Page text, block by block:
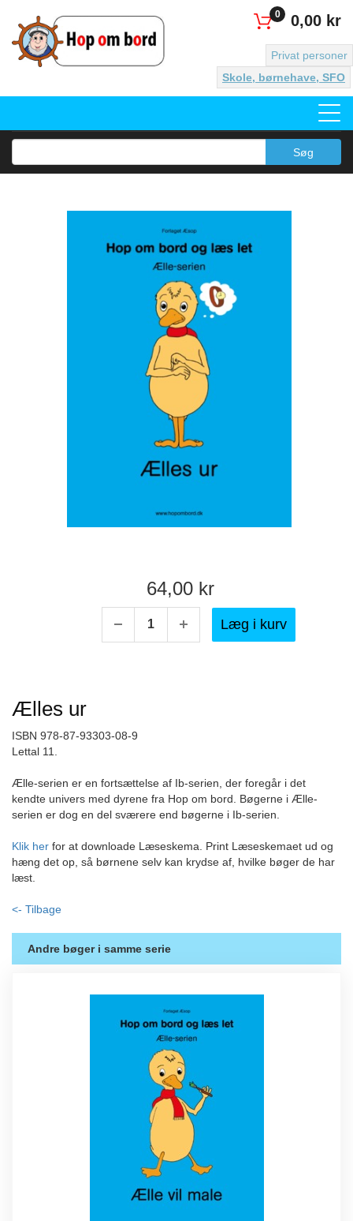
0 0,00 kr
Privat personer
Skole, børnehave, SFO
Søg
64,00 kr
Læg i kurv
Ælles ur
ISBN 978-87-93303-08-9
Lettal 11.
Ælle-serien er en fortsættelse af Ib-serien, der foregår i det
kendte univers med dyrene fra Hop om bord. Bøgerne i Ælle-
serien er dog en del sværere end bøgerne i Ib-serien.
Klik her for at downloade Læseskema. Print Læseskemaet ud og
hæng det op, så børnene selv kan krydse af, hvilke bøger de har
læst.
<- Tilbage
Andre bøger i samme serie